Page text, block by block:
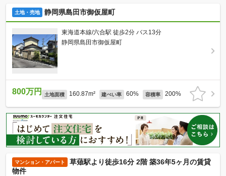
土地・売地 静岡県島田市御仮屋町
東海道本線/六合駅 徒歩2分 バス13分
静岡県島田市御仮屋町
800万円 土地面積 160.87m² 建ぺい率 60% 容積率 200%
マンション・アパート
草薙駅より徒歩16分 2階 築36年5ヶ月の賃貸
物件